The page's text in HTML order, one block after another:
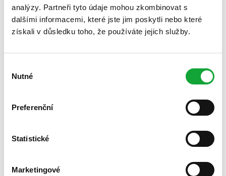
analýzy. Partneři tyto údaje mohou zkombinovat s
dalšími informacemi, které jste jim poskytli nebo které
získali v důsledku toho, že používáte jejich služby.
souhlasu
Nutné
Preferenční
Statistické
Marketingové